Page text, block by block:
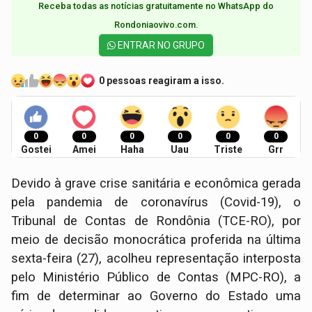
Receba todas as notícias gratuitamente no WhatsApp do
Rondoniaovivo.com.​
ENTRAR NO GRUPO
0 pessoas reagiram a isso.
0
Gostei
0
Amei
0
Haha
0
Uau
0
Triste
0
Grr
Devido à grave crise sanitária e econômica gerada
pela pandemia de coronavírus (Covid-19), o
Tribunal de Contas de Rondônia (TCE-RO), por
meio de decisão monocrática proferida na última
sexta-feira (27), acolheu representação interposta
pelo Ministério Público de Contas (MPC-RO), a
fim de determinar ao Governo do Estado uma